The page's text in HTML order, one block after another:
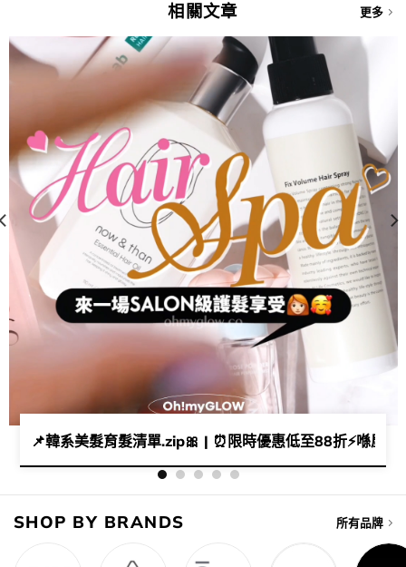
相關文章 更多
📌​韓系美髮育髮清單.zip🎀​ | ​⏰​限時優惠低至88折⚡​喺屋
🤩！清潭洞韓星髮廊 #HAUM 陶瓷圓梳吹出大師級蓬鬆感 😚
SHOP BY BRANDS 所有品牌